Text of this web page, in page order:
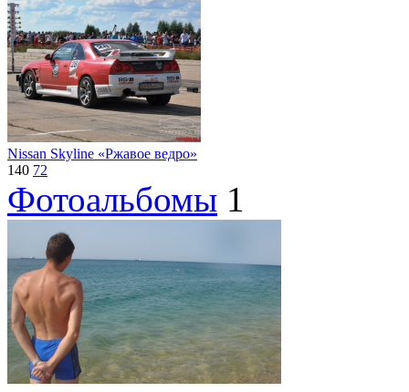
Nissan Skyline «Ржавое ведро»
140 72
Фотоальбомы 1